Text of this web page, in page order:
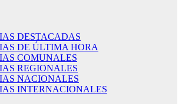
DESTACADAS
DE ÚLTIMA HORA
COMUNALES
REGIONALES
NACIONALES
INTERNACIONALES